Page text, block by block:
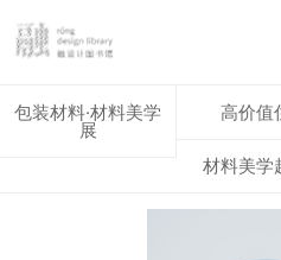
包装材料·材料美学
展
高价值
材料美学